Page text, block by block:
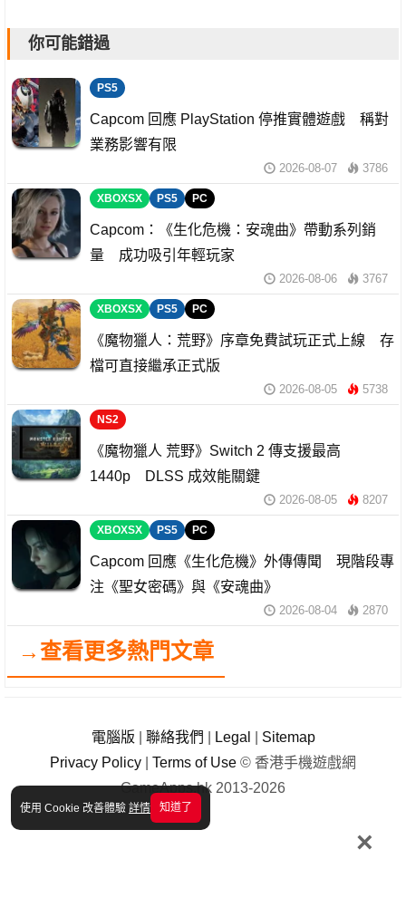
使用 Cookie 改善體驗 詳情 知道了
×
你可能錯過
PS5
Capcom 回應 PlayStation 停推實體遊戲 稱對
業務影響有限
2026-08-07 3786
XBOXSX PS5 PC
Capcom：《生化危機：安魂曲》帶動系列銷
量 成功吸引年輕玩家
2026-08-06 3767
XBOXSX PS5 PC
《魔物獵人：荒野》序章免費試玩正式上線 存
檔可直接繼承正式版
2026-08-05 5738
NS2
《魔物獵人 荒野》Switch 2 傳支援最高
1440p DLSS 成效能關鍵
2026-08-05 8207
XBOXSX PS5 PC
Capcom 回應《生化危機》外傳傳聞 現階段專
注《聖女密碼》與《安魂曲》
2026-08-04 2870
→查看更多熱門文章
電腦版 聯絡我們 Legal
Sitemap
Privacy Policy
Terms of Use © 香港手機遊戲網
GameApps.hk 2013-2026